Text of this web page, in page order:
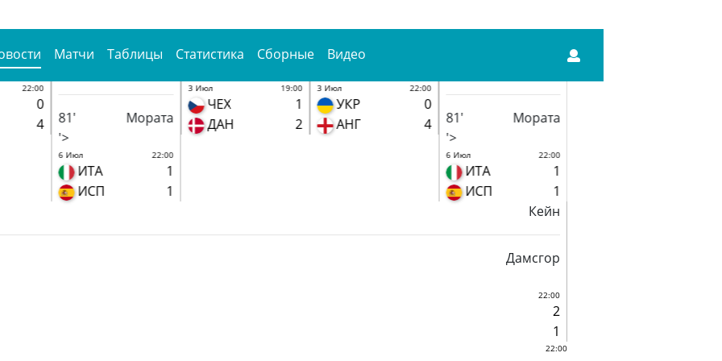
Матчи Таблицы Статистика Сборные Видео
22:00
0
4 81'
Мората
'>
6 Июл 22:00
ИТА
1
ИСП
1
3 Июл 19:00
ЧЕХ
1
ДАН
2
3 Июл 22:00
УКР
0
АНГ
4 81'
Мората
'>
6 Июл 22:00
ИТА
1
ИСП
1
Кейн
Дамсгор
22:00
2
1
22:00